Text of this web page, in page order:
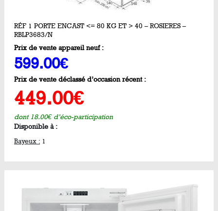
RÉF 1 PORTE ENCAST <= 80 KG ET > 40 – ROSIERES –
RBLP3683/N
Prix de vente appareil neuf :
599.00€
Prix de vente déclassé d’occasion récent :
449.00€
dont 18.00€ d’éco-participation
Disponible à :
Bayeux : 1